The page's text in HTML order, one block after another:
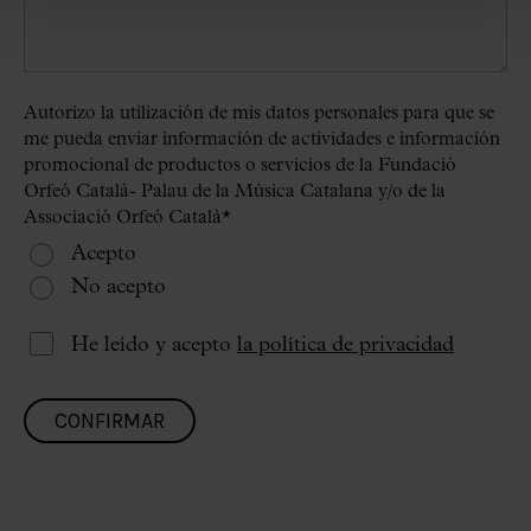
Autorizo la utilización de mis datos personales para que se
me pueda enviar información de actividades e información
promocional de productos o servicios de la Fundació
Orfeó Català- Palau de la Música Catalana y/o de la
Associació Orfeó Català*
Acepto
No acepto
He leído y acepto la política de privacidad
CONFIRMAR